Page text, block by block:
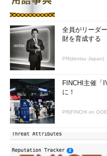
全員がリーダ
財を育成する
PR(dentsu Japan)
FINCHI主催「
に！
PR(FINCHI on